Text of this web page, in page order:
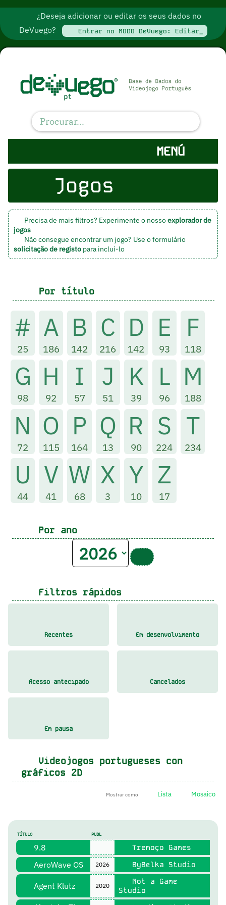
¿Deseja adicionar ou editar os seus dados no
DeVuego?
Entrar no MODO DeVuego: Editar_
MENÚ
Jogos
Precisa de mais filtros? Experimente o nossoexplorador de
jogos
Não consegue encontrar um jogo? Use o formulário
solicitação de registopara incluí-lo
Por título
#
25
A
186
B
142
C
216
D
142
E
93
F
118
G
98
H
92
I
57
J
51
K
39
L
96
M
188
N
72
O
115
P
164
Q
13
R
90
S
224
T
234
U
44
V
41
W
68
X
3
Y
10
Z
17
Por ano
Filtros rápidos
Recentes Em desenvolvimento
Acesso antecipado Cancelados
Em pausa
Videojogos portugueses con
gráficos 2D
Mostrar como Lista Mosaico
TÍTULO PUBL
9.8 Tremoço Games
AeroWave OS 2026 ByBelka Studio
Agent Klutz 2020
Not a Game
Studio